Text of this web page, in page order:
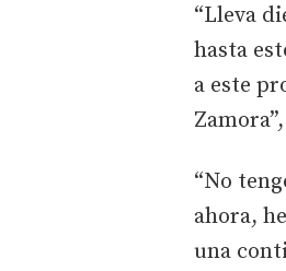
“Lleva
hasta
a este
“No
ahora,
una